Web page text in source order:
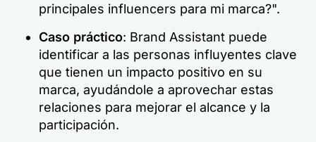
principales influencers para mi marca?".
Caso práctico: Brand Assistant puede
identificar a las personas influyentes clave
que tienen un impacto positivo en su
marca, ayudándole a aprovechar estas
relaciones para mejorar el alcance y la
participación.